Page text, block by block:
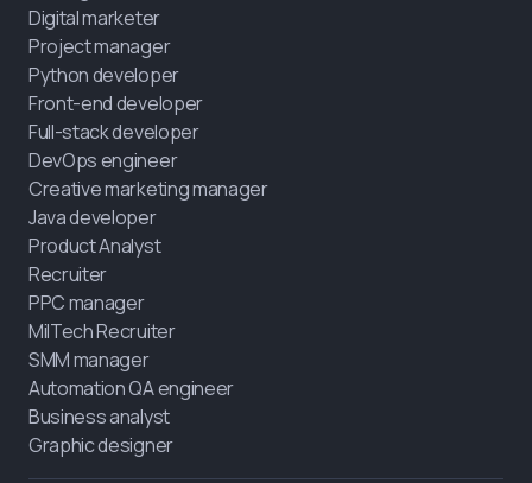
Digital marketer
Project manager
Python developer
Front-end developer
Full-stack developer
DevOps engineer
Creative marketing manager
Java developer
Product Analyst
Recruiter
PPC manager
MilTech Recruiter
SMM manager
Automation QA engineer
Business analyst
Graphic designer